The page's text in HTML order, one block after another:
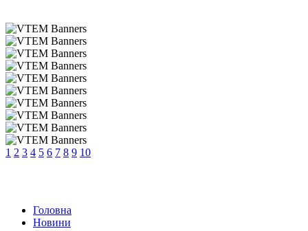
1 2 3 4 5 6 7 8 9 10
Головна
Новини